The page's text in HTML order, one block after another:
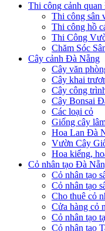
Thi công cảnh
Thi công sân
Thi công hồ
Thi Công
Chăm Sóc
Cây cảnh Đà Nẵng
Cây văn
Cây khai
Cây công
Cây Bonsai
Các loại cỏ
Giống cây
Hoa Lan Đà
Vườn Cây
Hoa kiểng,
Cỏ nhân tạo Đà
Cỏ nhân tạo
Cỏ nhân tạo
Cho thuê cỏ
Cửa hàng cỏ
Cỏ nhân tạo
Cỏ nhân tạo